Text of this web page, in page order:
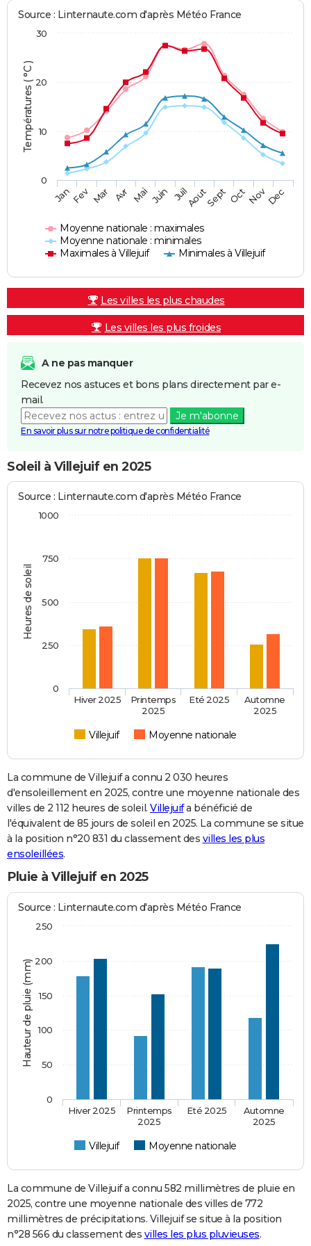
Températures ( °C )
Source : Linternaute.com d'après Météo France
Moyenne nationale : maximales
Moyenne nationale : minimales
Maximales à Villejuif
Minimales à Villejuif
JanFev Mar Avr Mai Juin JuilAoutSept OctNovDec
0
10
20
30
Les villes les plus chaudes
Les villes les plus froides
A ne pas manquer
Recevez nos astuces et bons plans directement par e-
mail.
Je m'abonne
En savoir plus sur notre politique de confidentialité
Soleil à Villejuif en 2025
Heures de soleil
Source : Linternaute.com d'après Météo France
Villejuif Moyenne nationale
Hiver 2025
Printemps
2025
Eté 2025
Automne
2025
0
250
500
750
1000
La commune de Villejuif a connu 2 030 heures
d'ensoleillement en 2025, contre une moyenne nationale des
villes de 2 112 heures de soleil. Villejuifa bénéficié de
l'équivalent de 85 jours de soleil en 2025. La commune se situe
à la position n°20 831 du classement des villes les plus
ensoleillées.
Pluie à Villejuif en 2025
Hauteur de pluie (mm)
Source : Linternaute.com d'après Météo France
Villejuif Moyenne nationale
Hiver 2025
Printemps
2025
Eté 2025
Automne
2025
0
50
100
150
200
250
La commune de Villejuif a connu 582 millimètres de pluie en
2025, contre une moyenne nationale des villes de 772
millimètres de précipitations. Villejuif se situe à la position
n°28 566 du classement des villes les plus pluvieuses.